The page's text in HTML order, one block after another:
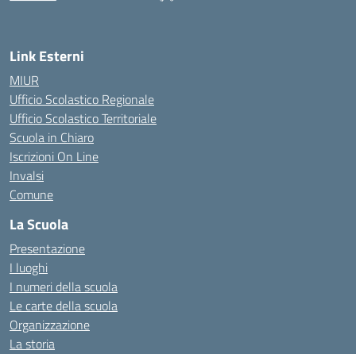
Link Esterni
MIUR
Ufficio Scolastico Regionale
Ufficio Scolastico Territoriale
Scuola in Chiaro
Iscrizioni On Line
Invalsi
Comune
La Scuola
Presentazione
I luoghi
I numeri della scuola
Le carte della scuola
Organizzazione
La storia